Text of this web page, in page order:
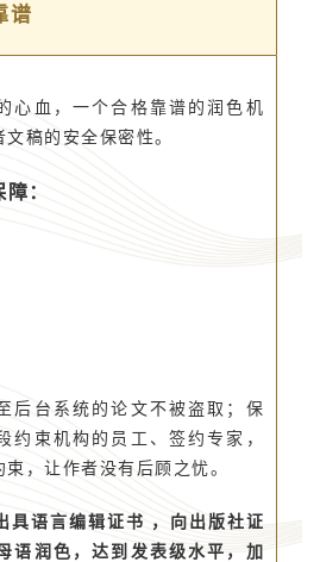
谱
心血，一个合格靠谱的润色机
稿的安全保密性。
：
后台系统的论文不被盗取；保
约束机构的员工、签约专家，
，让作者没有后顾之忧。
具语言编辑证书 ，向出版社证
语润色，达到发表级水平，加